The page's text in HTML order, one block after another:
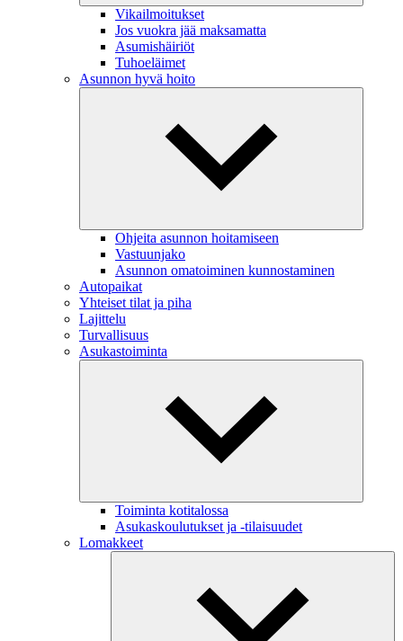
Vikailmoitukset
Jos vuokra jää maksamatta
Asumishäiriöt
Tuhoeläimet
Asunnon hyvä hoito
Ohjeita asunnon hoitamiseen
Vastuunjako
Asunnon omatoiminen kunnostaminen
Autopaikat
Yhteiset tilat ja piha
Lajittelu
Turvallisuus
Asukastoiminta
Toiminta kotitalossa
Asukaskoulutukset ja -tilaisuudet
Lomakkeet